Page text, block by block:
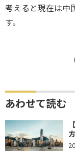
考えると現在は中
す。
あわせて読む